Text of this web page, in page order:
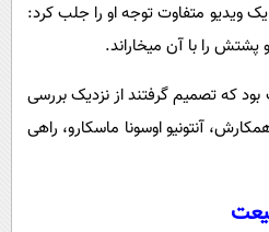
یک ویدیو متفاوت توجه او را جلب کرد:
را با آن میخاراند.
بود که تصمیم گرفتند از نزدیک بررسی
آنتونیو اوسونا ماسکارو، راهی